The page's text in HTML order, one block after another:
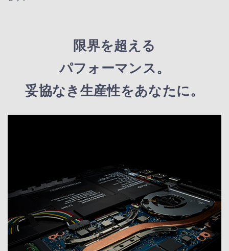
限界を超える
パフォーマンス。
妥協なき生産性をあなたに。